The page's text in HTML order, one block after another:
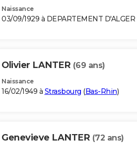
Naissance
03/09/1929 à DEPARTEMENT D'ALGER
Olivier LANTER (69 ans)
Naissance
16/02/1949 à Strasbourg (Bas-Rhin)
Genevieve LANTER (72 ans)